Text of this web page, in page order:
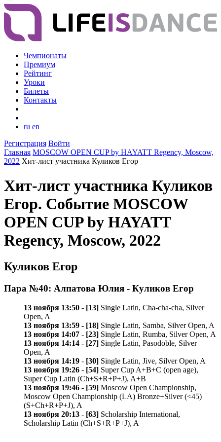
Чемпионаты
Премиум
Рейтинг
Уроки
Билеты
Контакты
ru en
Регистрация Войти
Главная MOSCOW OPEN CUP by HAYATT Regency, Moscow,
2022 Хит-лист участника Куликов Егор
Хит-лист участника Куликов
Егор. Событие MOSCOW
OPEN CUP by HAYATT
Regency, Moscow, 2022
Куликов Егор
Пара №40: Алпатова Юлия - Куликов Егор
13 ноября 13:50 - [13] Single Latin, Cha-cha-cha, Silver
Open, A
13 ноября 13:59 - [18] Single Latin, Samba, Silver Open, A
13 ноября 14:07 - [23] Single Latin, Rumba, Silver Open, A
13 ноября 14:14 - [27] Single Latin, Pasodoble, Silver
Open, A
13 ноября 14:19 - [30] Single Latin, Jive, Silver Open, A
13 ноября 19:26 - [54] Super Cup A+B+C (open age),
Super Cup Latin (Ch+S+R+P+J), A+B
13 ноября 19:46 - [59] Moscow Open Championship,
Moscow Open Championship (LA) Bronze+Silver (<45)
(S+Ch+R+P+J), A
13 ноября 20:13 - [63] Scholarship International,
Scholarship Latin (Ch+S+R+P+J), A